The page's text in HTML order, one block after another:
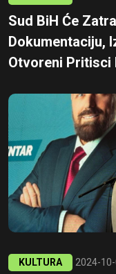
Sud BiH Će
Dokumentaciju,
Otvoreni Pritisci
KULTURA 2024-